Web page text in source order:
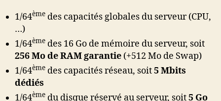
1/64ème des capacités globales du serveur (CPU,
…)
1/64ème des 16 Go de mémoire du serveur, soit
256Mo de RAM garantie (+512 Mo de Swap)
1/64ème des capacités réseau, soit5 Mbits
dédiés
1/64ème du disque réservé au serveur, soit5 Go